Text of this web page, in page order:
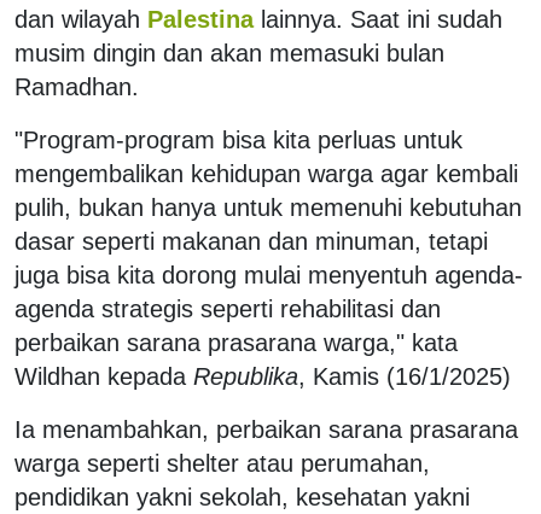
dan wilayah Palestina lainnya. Saat ini sudah
musim dingin dan akan memasuki bulan
Ramadhan.
"Program-program bisa kita perluas untuk
mengembalikan kehidupan warga agar kembali
pulih, bukan hanya untuk memenuhi kebutuhan
dasar seperti makanan dan minuman, tetapi
juga bisa kita dorong mulai menyentuh agenda-
agenda strategis seperti rehabilitasi dan
perbaikan sarana prasarana warga," kata
Wildhan kepada Republika, Kamis (16/1/2025)
Ia menambahkan, perbaikan sarana prasarana
warga seperti shelter atau perumahan,
pendidikan yakni sekolah, kesehatan yakni